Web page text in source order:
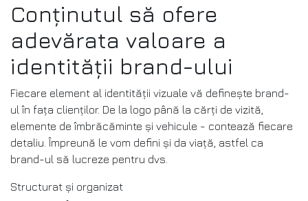
Conținutul să ofere
adevărata valoare a
identității brand-ului
Fiecare element al identității vizuale vă definește brand-
ul în fața clienților. De la logo până la cărți de vizită,
elemente de îmbrăcăminte și vehicule - contează fiecare
detaliu. Împreună le vom defini și da viață, astfel ca
brand-ul să lucreze pentru dvs.
Structurat și organizat